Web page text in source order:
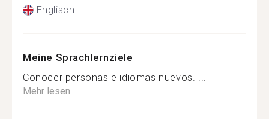
Englisch
Meine Sprachlernziele
Conocer personas e idiomas nuevos. ...
Mehr lesen